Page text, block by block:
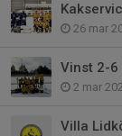
26 mar
Vinst 2-
2 mar
Villa